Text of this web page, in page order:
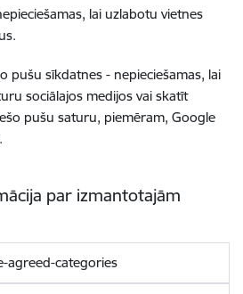
lai uzlabotu vietnes
pušu sīkdatnes - nepieciešamas, lai
sociālajos medijos vai skatīt
pušu saturu, piemēram, Google
par izmantotajām
agreed-categories